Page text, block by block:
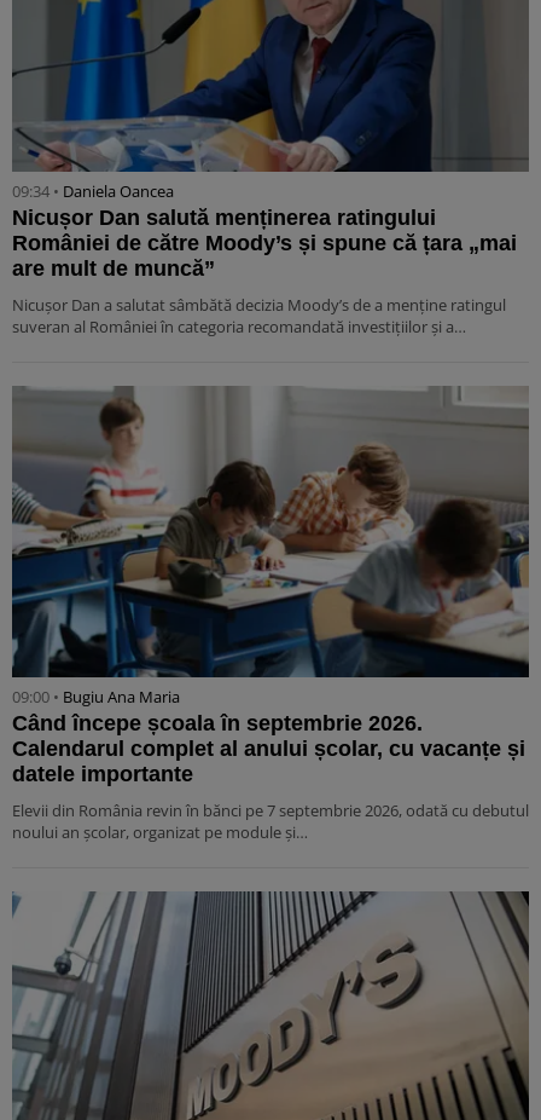
09:34 • Daniela Oancea
Nicușor Dan salută menținerea ratingului
României de către Moody’s și spune că țara „mai
are mult de muncă”
Nicușor Dan a salutat sâmbătă decizia Moody’s de a menține ratingul
suveran al României în categoria recomandată investițiilor și a…
09:00 • Bugiu ⁠Ana Maria
Când începe școala în septembrie 2026.
Calendarul complet al anului școlar, cu vacanțe și
datele importante
Elevii din România revin în bănci pe 7 septembrie 2026, odată cu debutul
noului an școlar, organizat pe module și…